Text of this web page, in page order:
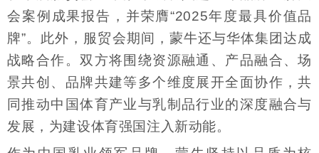
会案例成果报告，并荣膺“2025年度最具价值品
牌”。此外，服贸会期间，蒙牛还与华体集团达成
战略合作。双方将围绕资源融通、产品融合、场
景共创、品牌共建等多个维度展开全面协作，共
同推动中国体育产业与乳制品行业的深度融合与
发展，为建设体育强国注入新动能。